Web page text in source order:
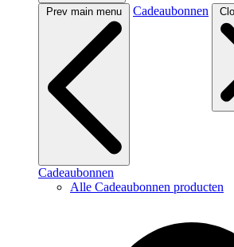
Prev main menu Cadeaubonnen
Cadeaubonnen
Alle Cadeaubonnen producten